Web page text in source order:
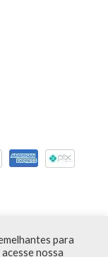
0001-09 |
para
nossa